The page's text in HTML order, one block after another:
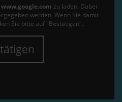
www.google.com zu laden. Dabei
werden. Wenn Sie damit
Sie bitte auf "Bestätigen".